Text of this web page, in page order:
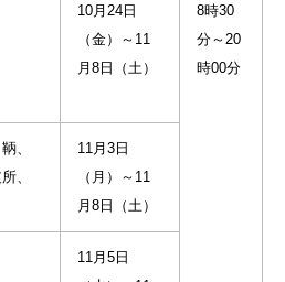
10月24日
（金）～11
月8日（土）
8時30
分～20
時00分
、
、
11月3日
（月）～11
月8日（土）
11月5日